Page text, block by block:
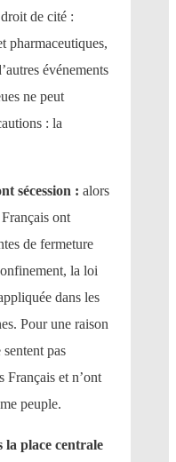
de cité :
pharmaceutiques,
événements
ne peut
: la
sécession : alors
ont
de fermeture
la loi
dans les
Pour une raison
pas
Français et n’ont
peuple.
place centrale